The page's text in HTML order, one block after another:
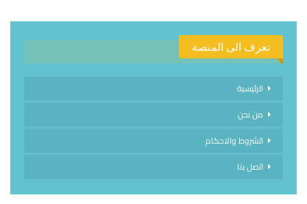
تعرف الى المنصة
الرئيسية
من نحن
الشروط والاحكام
اتصل بنا